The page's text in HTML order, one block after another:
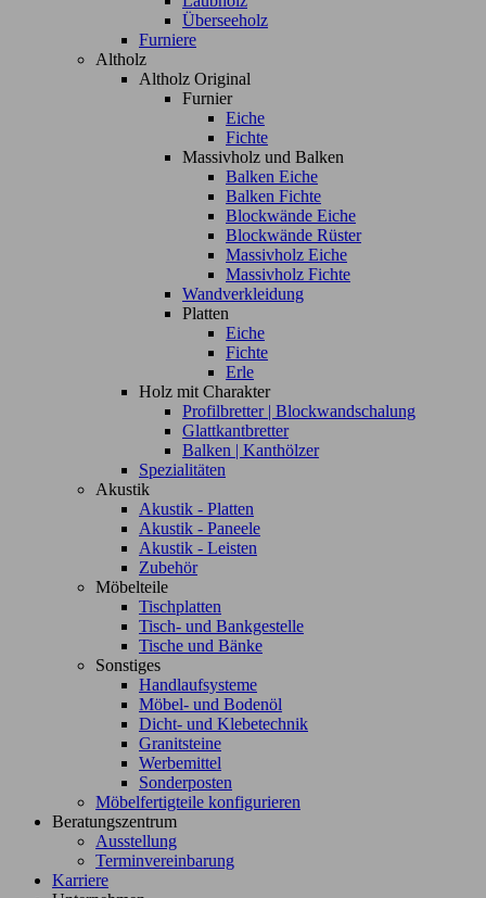
Überseeholz
Furniere
Altholz
Altholz Original
Furnier
Eiche
Fichte
Massivholz und Balken
Balken Eiche
Balken Fichte
Blockwände Eiche
Blockwände Rüster
Massivholz Eiche
Massivholz Fichte
Wandverkleidung
Platten
Eiche
Fichte
Erle
Holz mit Charakter
Profilbretter | Blockwandschalung
Glattkantbretter
Balken | Kanthölzer
Spezialitäten
Akustik
Akustik - Platten
Akustik - Paneele
Akustik - Leisten
Zubehör
Möbelteile
Tischplatten
Tisch- und Bankgestelle
Tische und Bänke
Sonstiges
Handlaufsysteme
Möbel- und Bodenöl
Dicht- und Klebetechnik
Granitsteine
Werbemittel
Sonderposten
Möbelfertigteile konfigurieren
Beratungszentrum
Ausstellung
Terminvereinbarung
Karriere